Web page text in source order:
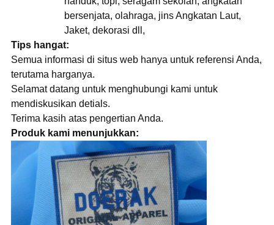
bersenjata, olahraga, jins Angkatan Laut,
Jaket, dekorasi dll,
Tips hangat:
Semua informasi di situs web hanya untuk referensi Anda,
terutama harganya.
Selamat datang untuk menghubungi kami untuk
mendiskusikan detials.
Terima kasih atas pengertian Anda.
Produk kami menunjukkan: